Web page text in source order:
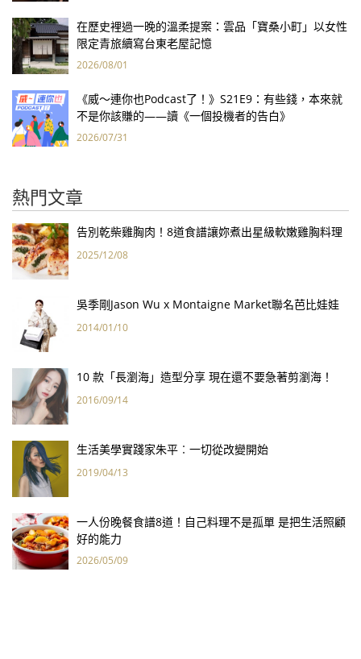
在歷史裡過一晚的溫柔提案：雲品「寶桑小町」以女性
限定青旅續寫台東老屋記憶
2026/08/01
《威～連你也Podcast了！》S21E9：有些錢，本來就
不是你該賺的——讀《一個投機者的告白》
2026/07/31
熱門文章
告別乾柴雞胸肉！8道食譜讓妳煮出星級軟嫩雞胸料理
2025/12/08
吳季剛Jason Wu x Montaigne Market聯名芭比娃娃
2014/01/10
10 款「長瀏海」造型分享 現在還不要急著剪瀏海！
2016/09/14
生活美學實踐家朱平︰一切從改變開始
2019/04/13
一人份晚餐食譜8道！自己料理不是孤單 是把生活照顧
好的能力
2026/05/09